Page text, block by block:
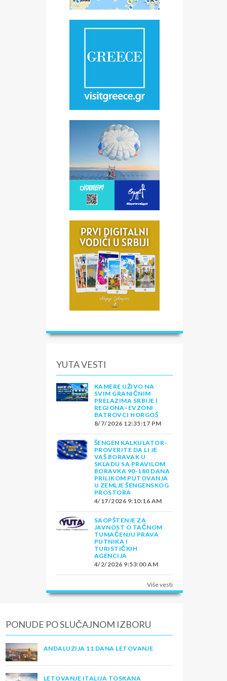
YUTA VESTI
KAMERE UŽIVO NA
SVIM GRANIČNIM
PRELAZIMA SRBIJE I
REGIONA–EVZONI
BATROVCI HORGOŠ
8/7/2026 12:35:17 PM
ŠENGEN KALKULATOR-
PROVERITE DA LI JE
VAŠ BORAVAK U
SKLADU SA PRAVILOM
BORAVKA 90-180 DANA
PRILIKOM PUTOVANJA
U ZEMLJE ŠENGENSKOG
PROSTORA
4/17/2026 9:10:16 AM
SAOPŠTENJE ZA
JAVNOST O TAČNOM
TUMAČENJU PRAVA
PUTNIKA I
TURISTIČKIH
AGENCIJA
4/2/2026 9:53:00 AM
Više vesti
PONUDE PO SLUČAJNOM IZBORU
ANDALUZIJA 11 DANA LETOVANJE
LETOVANJE ITALIJA TOSKANA